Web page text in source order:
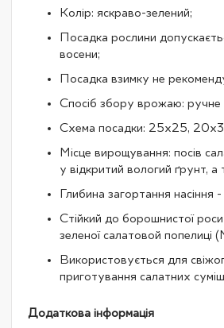
Колір: яскраво-зелений;
Посадка рослини
восени;
Посадка взимку не
Спосіб збору врожаю: ручне
Схема посадки: 25х25,
Місце вирощування: посів
у відкритий вологий ґрунт,
Глибина загортання насіння
Стійкий до борошнистої
зеленої салатовой попелиці
Використовується для
приготування салатних
Додаткова інформація